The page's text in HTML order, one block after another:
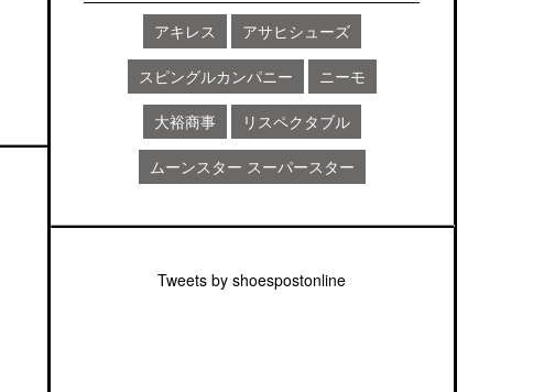
アキレス アサヒシューズ
スピングルカンパニー ニーモ
大裕商事 リスペクタブル
ムーンスター スーパースター
Tweets by shoespostonline